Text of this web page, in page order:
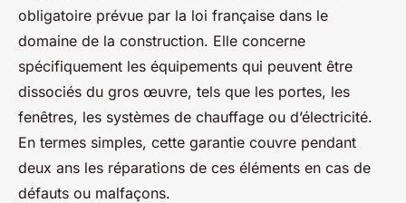
obligatoire prévue par la loi française dans le
domaine de la construction. Elle concerne
spécifiquement les équipements qui peuvent être
dissociés du gros œuvre, tels que les portes, les
fenêtres, les systèmes de chauffage ou d’électricité.
En termes simples, cette garantie couvre pendant
deux ans les réparations de ces éléments en cas de
défauts ou malfaçons.